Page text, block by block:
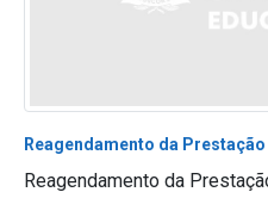
Reagendamento da
Reagendamento da